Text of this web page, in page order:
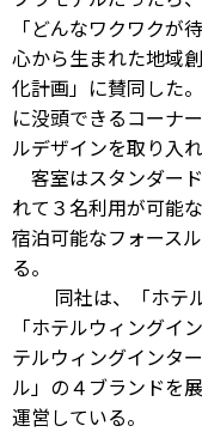
「どんなワクワクが
心から生まれた地域
化計画」に賛同した
に没頭できるコーナ
ルデザインを取り入
客室はスタンダー
れて３名利用が可能
宿泊可能なフォース
る。
同社は、「ホテル
「ホテルウィングイ
テルウィングインタ
ル」の４ブランドを
運営している。